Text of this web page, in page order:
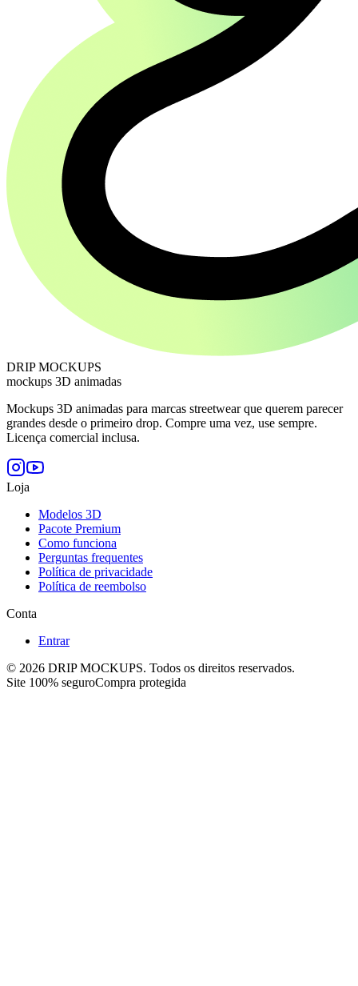
DRIP MOCKUPS
mockups 3D animadas
Mockups 3D animadas para marcas streetwear que querem parecer
grandes desde o primeiro drop. Compre uma vez, use sempre.
Licença comercial inclusa.
Loja
Modelos 3D
Pacote Premium
Como funciona
Perguntas frequentes
Política de privacidade
Política de reembolso
Conta
Entrar
© 2026 DRIP MOCKUPS. Todos os direitos reservados.
Site 100% seguroCompra protegida